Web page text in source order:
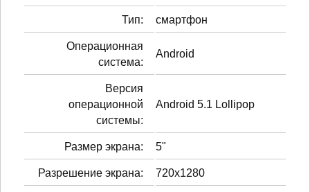
Тип: смартфон
Операционная
система:
Android
Версия
операционной
системы:
Android 5.1 Lollipop
Размер экрана: 5"
Разрешение экрана: 720x1280